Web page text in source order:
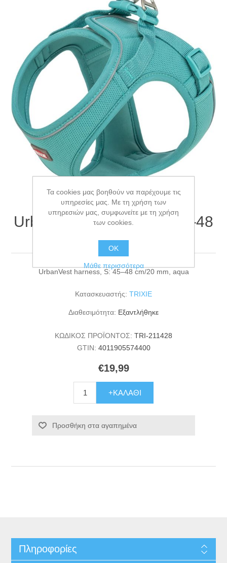
UrbanVest harness, S: 45–48
cm/20 mm, aqua
UrbanVest harness, S: 45–48 cm/20 mm, aqua
Κατασκευαστής: TRIXIE
Διαθεσιμότητα: Εξαντλήθηκε
ΚΩΔΙΚΟΣ ΠΡΟΪΟΝΤΟΣ: TRI-211428
GTIN: 4011905574400
€19,99
+ΚΑΛΆΘΙ
Προσθήκη στα αγαπημένα
Πληροφορίες
Τα cookies μας βοηθούν να παρέχουμε τις
υπηρεσίες μας. Με τη χρήση των
υπηρεσιών μας, συμφωνείτε με τη χρήση
των cookies.
ΟΚ
Μάθε περισσότερα